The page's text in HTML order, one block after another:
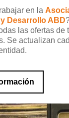
en la
Desarrollo ABD
las ofertas de
Se actualizan